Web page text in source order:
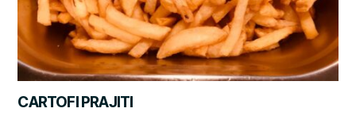
CARTOFI PRAJITI